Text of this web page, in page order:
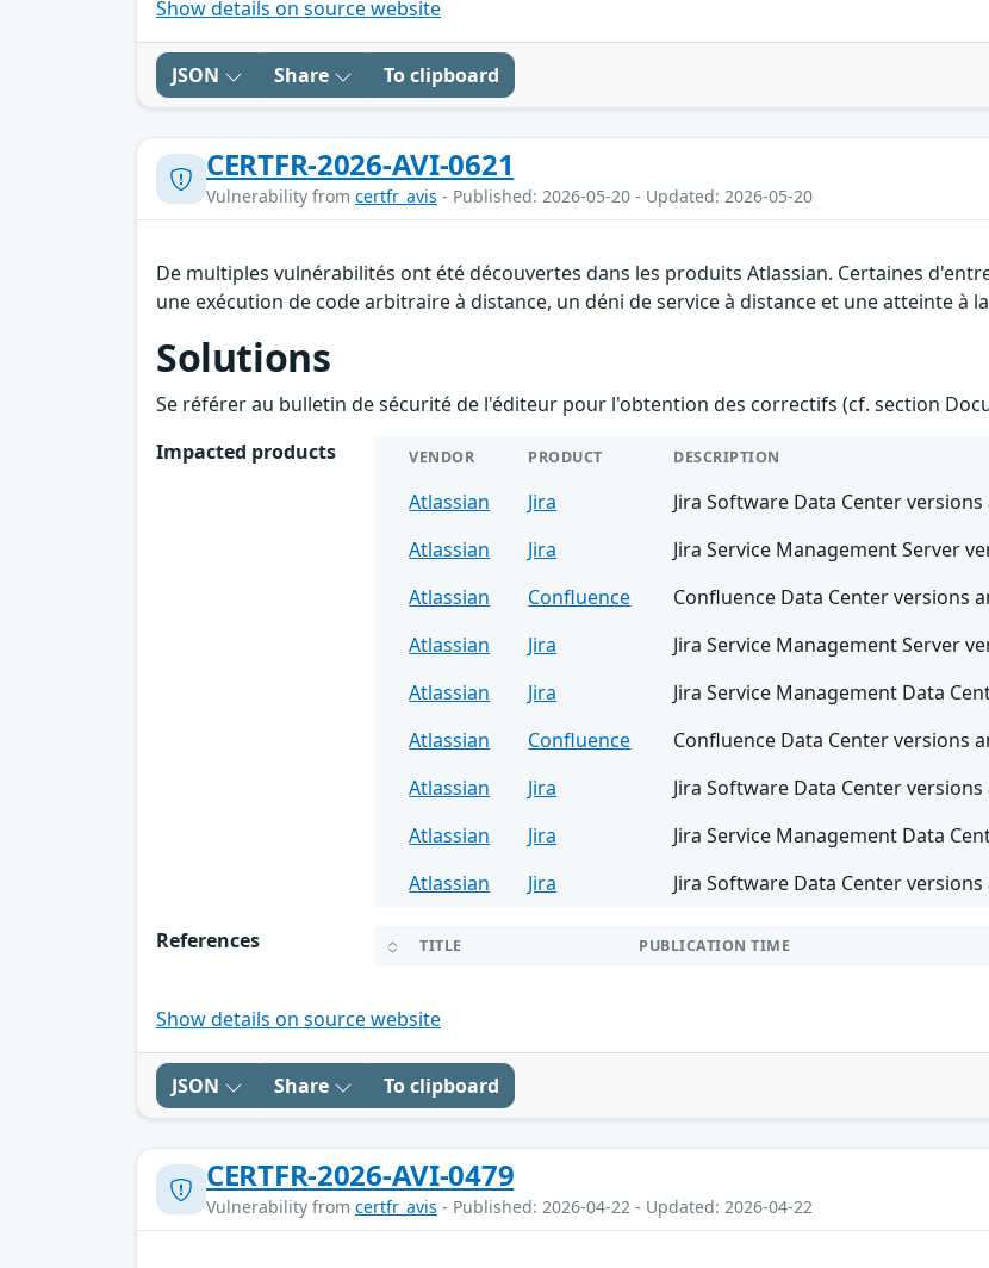
Show details on source website
JSON Share To clipboard
CERTFR-2026-AVI-0621
Vulnerability from certfr_avis - Published: 2026-05-20 - Updated: 2026-05-20
De multiples vulnérabilités ont été découvertes dans les produits Atlassian. Certaines
une exécution de code arbitraire à distance, un déni de service à distance et une atteinte à
Solutions
Se référer au bulletin de sécurité de l'éditeur pour l'obtention des correctifs (cf. section
Impacted products
VENDOR PRODUCT DESCRIPTION
Atlassian Jira
Jira Software Data Center
Atlassian
Jira
Jira Service Management Server
Atlassian
Confluence
Confluence Data Center versions
Atlassian
Jira
Jira Service Management Server
Atlassian
Jira
Jira Service Management Data
Atlassian
Confluence
Confluence Data Center versions
Atlassian
Jira
Jira Software Data Center
Atlassian
Jira
Jira Service Management Data
Atlassian
Jira Jira Software Data Center
References TITLE PUBLICATION TIME
Show details on source website
JSON Share To clipboard
CERTFR-2026-AVI-0479
Vulnerability from certfr_avis - Published: 2026-04-22 - Updated: 2026-04-22